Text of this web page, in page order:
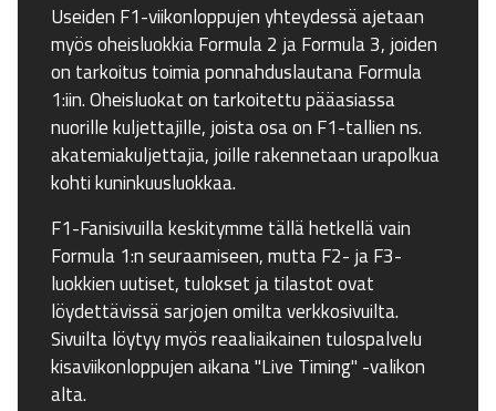
Useiden F1-viikonloppujen yhteydessä ajetaan
myös oheisluokkia Formula 2 ja Formula 3, joiden
on tarkoitus toimia ponnahduslautana Formula
1:iin. Oheisluokat on tarkoitettu pääasiassa
nuorille kuljettajille, joista osa on F1-tallien ns.
akatemiakuljettajia, joille rakennetaan urapolkua
kohti kuninkuusluokkaa.
F1-Fanisivuilla keskitymme tällä hetkellä vain
Formula 1:n seuraamiseen, mutta F2- ja F3-
luokkien uutiset, tulokset ja tilastot ovat
löydettävissä sarjojen omilta verkkosivuilta.
Sivuilta löytyy myös reaaliaikainen tulospalvelu
kisaviikonloppujen aikana "Live Timing" -valikon
alta.